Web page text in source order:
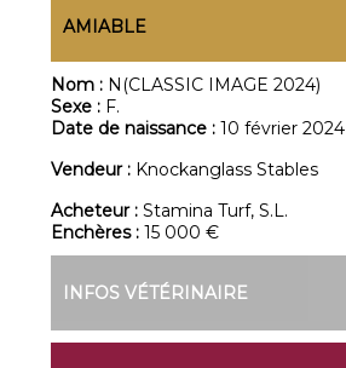
AMIABLE
Nom : N(CLASSIC IMAGE 2024)
Sexe : F.
Date de naissance :10 février 2024
Vendeur : Knockanglass Stables
Acheteur :Stamina Turf, S.L.
Enchères :15 000 €
INFOS VÉTÉRINAIRE